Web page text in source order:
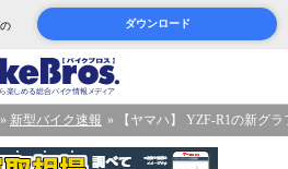
ダウンロード
新型バイク速報 【ヤマハ】 YZF-R1の新グ